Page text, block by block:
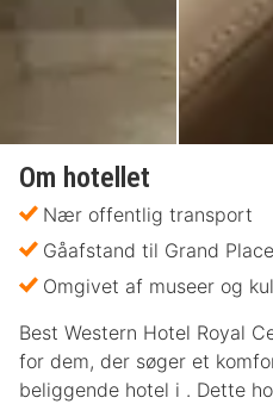
Om hotellet
Nær offentlig transport
Gåafstand til Grand Place
Omgivet af museer og
Best Western Hotel Royal
for dem, der søger et
beliggende hotel i . Dette